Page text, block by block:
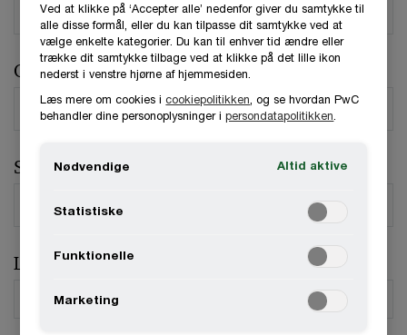
Organisation / Virksomhed
Stilling
Land *
Ved at klikke på ‘Accepter alle’ nedenfor giver du samtykke til
alle disse formål, eller du kan tilpasse dit samtykke ved at
vælge enkelte kategorier. Du kan til enhver tid ændre eller
trække dit samtykke tilbage ved at klikke på det lille ikon
nederst i venstre hjørne af hjemmesiden.
Læs mere om cookies icookiepolitikken , og se hvordan PwC
behandler dine personoplysninger ipersondatapolitikken
Nødvendige Altid aktive
Statistiske
Funktionelle
Marketing